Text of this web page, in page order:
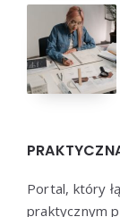
Portal, który
praktycznym